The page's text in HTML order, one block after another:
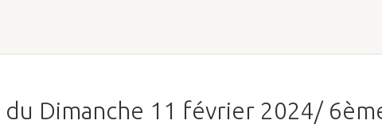
Dimanche 11 février 2024/